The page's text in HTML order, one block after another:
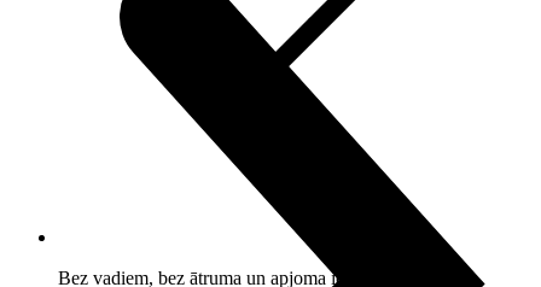
Bez vadiem, bez ātruma un apjoma ierobežojuma